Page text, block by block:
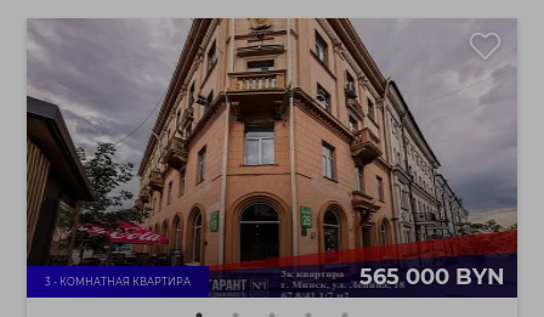
3 - КОМНАТНАЯ КВАРТИРА 565 000 BYN